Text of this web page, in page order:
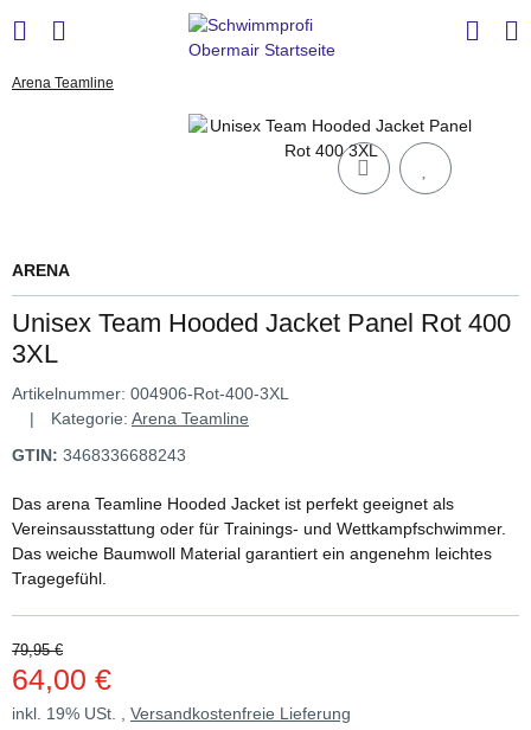
Arena Teamline
ARENA
Unisex Team Hooded Jacket Panel Rot 400
3XL
Artikelnummer: 004906-Rot-400-3XL
Kategorie: Arena Teamline
GTIN: 3468336688243
Das arena Teamline Hooded Jacket ist perfekt geeignet als
Vereinsausstattung oder für Trainings- und Wettkampfschwimmer.
Das weiche Baumwoll Material garantiert ein angenehm leichtes
Tragegefühl.
79,95 €
64,00 €
inkl. 19% USt. , Versandkostenfreie Lieferung